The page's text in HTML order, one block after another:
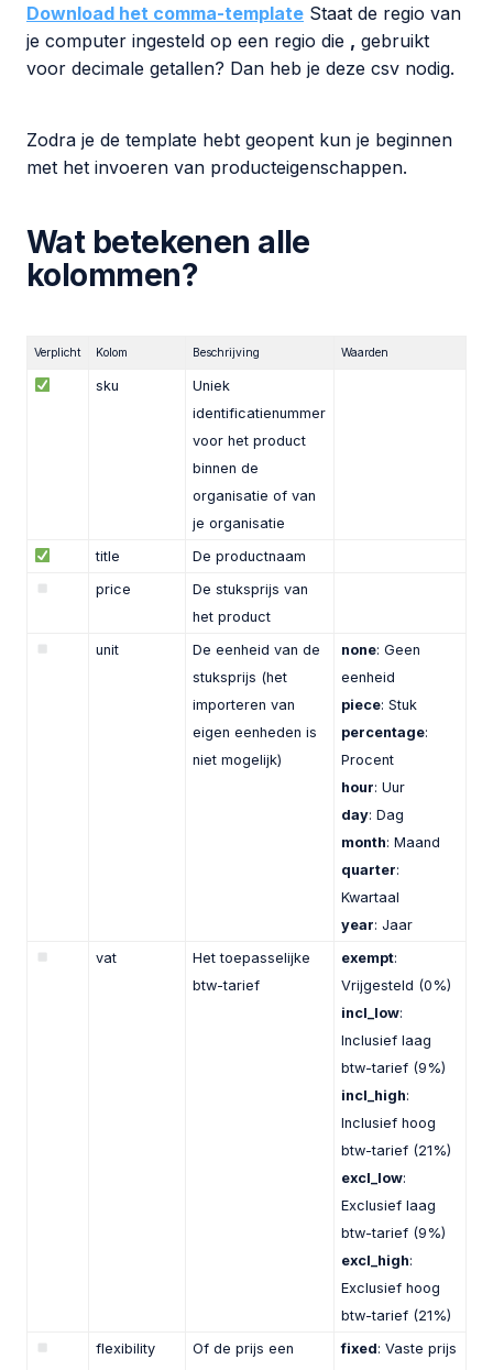
Download het comma-template Staat de regio van
je computer ingesteld op een regio die , gebruikt
voor decimale getallen? Dan heb je deze csv nodig.
Zodra je de template hebt geopent kun je beginnen
met het invoeren van producteigenschappen.
Wat betekenen alle
kolommen?
Verplicht Kolom Beschrijving Waarden
sku
Uniek
identificatienummer
voor het product
binnen de
organisatie of van
je organisatie
title
De productnaam
price
De stuksprijs van
het product
unit
De eenheid van de
stuksprijs (het
importeren van
eigen eenheden is
niet mogelijk)
none: Geen
eenheid
piece: Stuk
percentage:
Procent
hour: Uur
day: Dag
month: Maand
quarter:
Kwartaal
year: Jaar
vat
Het toepasselijke
btw-tarief
exempt:
Vrijgesteld (0%)
incl_low:
Inclusief laag
btw-tarief (9%)
incl_high:
Inclusief hoog
btw-tarief (21%)
excl_low:
Exclusief laag
btw-tarief (9%)
excl_high:
Exclusief hoog
btw-tarief (21%)
flexibility
Of de prijs een
fixed: Vaste prijs